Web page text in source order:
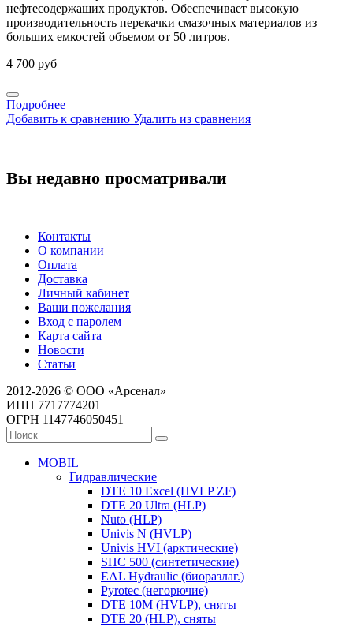
нефтесодержащих продуктов. Обеспечивает высокую
производительность перекачки смазочных материалов из
больших емкостей объемом от 50 литров.
4 700 руб
Подробнее
Добавить к сравнению Удалить из сравнения
Вы недавно просматривали
Контакты
О компании
Оплата
Доставка
Личный кабинет
Ваши пожелания
Вход с паролем
Карта сайта
Новости
Статьи
2012-2026 © ООО «Арсенал»
ИНН 7717774201
ОГРН 1147746050451
MOBIL
Гидравлические
DTE 10 Excel (HVLP ZF)
DTE 20 Ultra (HLP)
Nuto (HLP)
Univis N (HVLP)
Univis HVI (арктические)
SHC 500 (синтетические)
EAL Hydraulic (биоразлаг.)
Pyrotec (негорючие)
DTE 10M (HVLP), сняты
DTE 20 (HLP), сняты